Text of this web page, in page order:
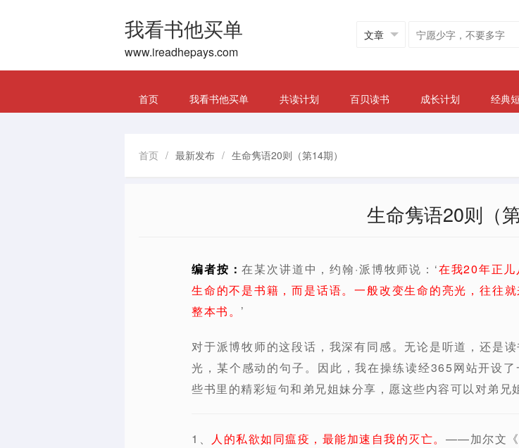
我看书他买单
www.ireadhepays.com
首页 我看书他买单 共读计划 百贝读书 成长计划 经典
首页 / 最新发布 / 生命隽语20则（第14期）
生命隽语20则（第
编者按：在某次讲道中，约翰·派博牧师说：‘在我20年正
生命的不是书籍，而是话语。一般改变生命的亮光，往往
整本书。 ’
对于派博牧师的这段话，我深有同感。无论是听道，还是
光，某个感动的句子。因此，我在操练读经365网站开设
些书里的精彩短句和弟兄姐妹分享，愿这些内容可以对弟兄
1、 人的私欲如同瘟疫，最能加速自我的灭亡。 ——加尔文《